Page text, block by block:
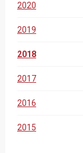
2020
2019
2018
2017
2016
2015